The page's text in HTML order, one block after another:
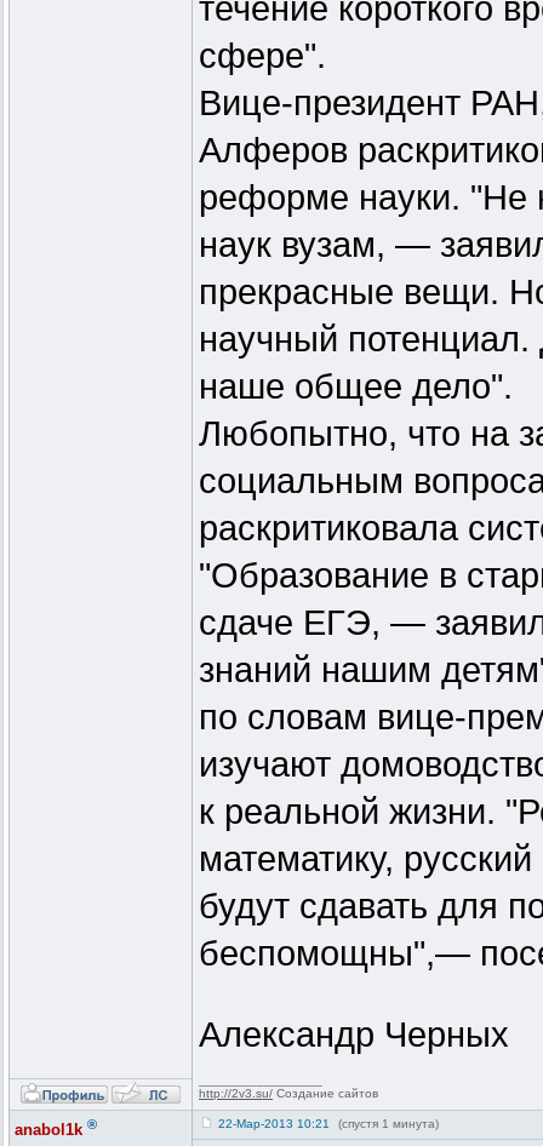
течение короткого
сфере".
Вице-президент
Алферов
реформе науки. "Не
наук вузам, —
прекрасные вещи.
научный потенциал.
наше общее дело".
Любопытно, что на
социальным
раскритиковала
"Образование в
сдаче ЕГЭ, —
знаний нашим
по словам вице-
изучают
к реальной жизни.
математику,
будут сдавать для
беспомощны",—
Александр Черных
http://2v3.su/ Создание сайтов
anabol1k ® 22-Мар-2013 10:21 (спустя 1 минута)